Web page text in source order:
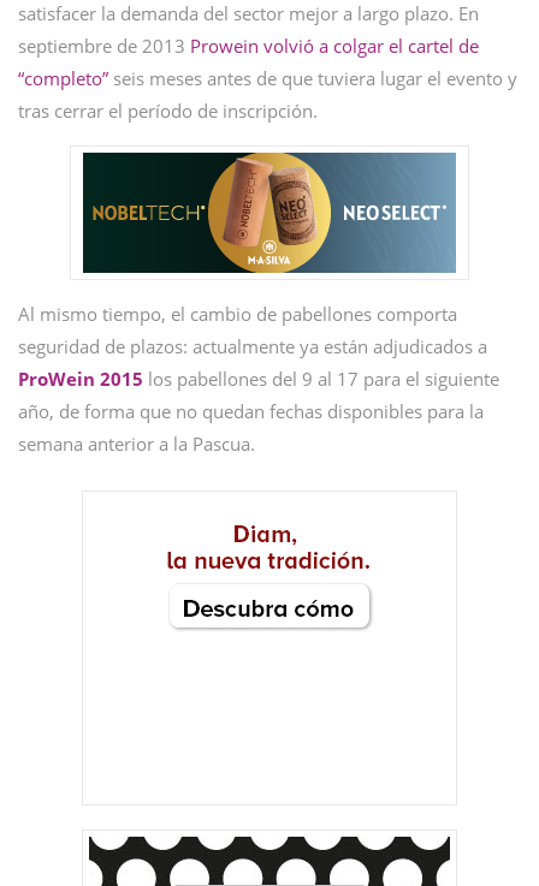
satisfacer la demanda del sector mejor a largo plazo. En
septiembre de 2013 Prowein volvió a colgar el cartel de
“completo” seis meses antes de que tuviera lugar el evento y
tras cerrar el período de inscripción.
Al mismo tiempo, el cambio de pabellones comporta
seguridad de plazos: actualmente ya están adjudicados a
ProWein 2015 los pabellones del 9 al 17 para el siguiente
año, de forma que no quedan fechas disponibles para la
semana anterior a la Pascua.